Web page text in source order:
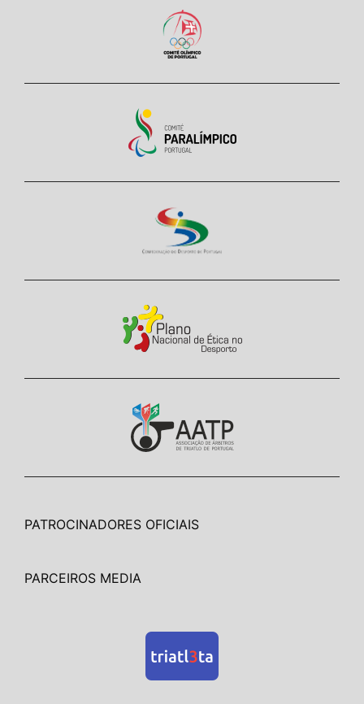
PATROCINADORES OFICIAIS
PARCEIROS MEDIA